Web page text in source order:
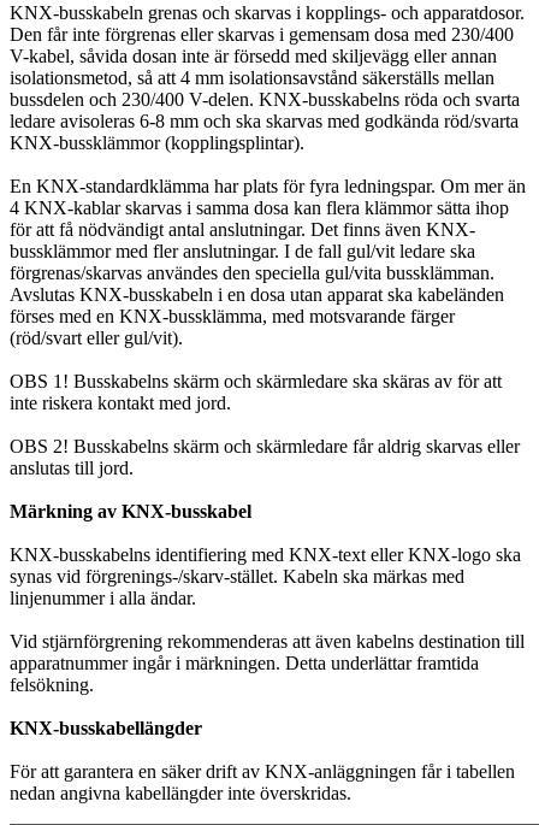
KNX-busskabeln grenas och skarvas i kopplings- och apparatdosor.
Den får inte förgrenas eller skarvas i gemensam dosa med 230/400
V-kabel, såvida dosan inte är försedd med skiljevägg eller annan
isolationsmetod, så att 4 mm isolationsavstånd säkerställs mellan
bussdelen och 230/400 V-delen. KNX-busskabelns röda och svarta
ledare avisoleras 6-8 mm och ska skarvas med godkända röd/svarta
KNX-bussklämmor (kopplingsplintar).
En KNX-standardklämma har plats för fyra ledningspar. Om mer än
4 KNX-kablar skarvas i samma dosa kan flera klämmor sätta ihop
för att få nödvändigt antal anslutningar. Det finns även KNX-
bussklämmor med fler anslutningar. I de fall gul/vit ledare ska
förgrenas/skarvas användes den speciella gul/vita bussklämman.
Avslutas KNX-busskabeln i en dosa utan apparat ska kabeländen
förses med en KNX-bussklämma, med motsvarande färger
(röd/svart eller gul/vit).
OBS 1! Busskabelns skärm och skärmledare ska skäras av för att
inte riskera kontakt med jord.
OBS 2! Busskabelns skärm och skärmledare får aldrig skarvas eller
anslutas till jord.
Märkning av KNX-busskabel
KNX-busskabelns identifiering med KNX-text eller KNX-logo ska
synas vid förgrenings-/skarv-stället. Kabeln ska märkas med
linjenummer i alla ändar.
Vid stjärnförgrening rekommenderas att även kabelns destination till
apparatnummer ingår i märkningen. Detta underlättar framtida
felsökning.
KNX-busskabellängder
För att garantera en säker drift av KNX-anläggningen får i tabellen
nedan angivna kabellängder inte överskridas.